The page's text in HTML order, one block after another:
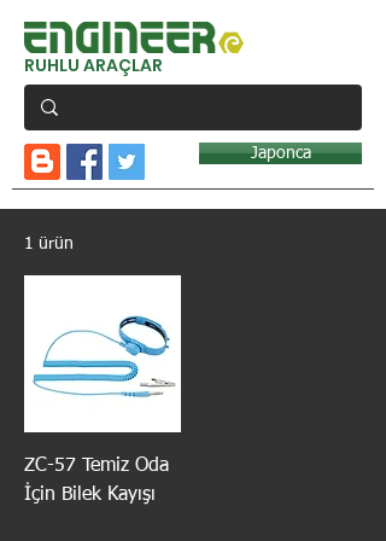
RUHLU ARAÇLAR
Japonca
1 ürün
ZC-57 Temiz Oda
İçin Bilek Kayışı